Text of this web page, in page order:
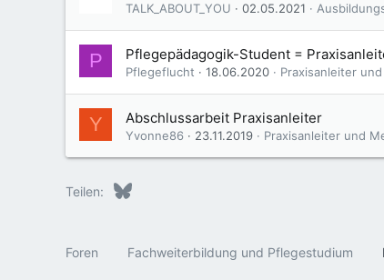
TALK_ABOUT_YOU 02.05.2021
P Pflegepädagogik-Student =
Pflegeflucht 18.06.2020 Praxisanleiter
Y Abschlussarbeit Praxisanleiter
Yvonne86 23.11.2019 Praxisanleiter und
Teilen: Bluesky
Foren Fachweiterbildung und Pflegestudium